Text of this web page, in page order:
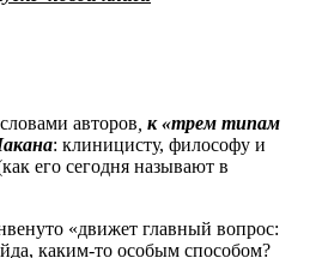
авторов к «трем типам
: клиницисту, философу и
его сегодня называют в
«движет главный вопрос:
каким-то особым способом?